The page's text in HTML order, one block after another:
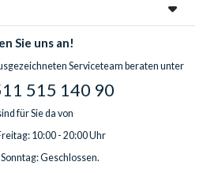
Sie uns an!
Serviceteam beraten unter
515 140 90
für Sie da von
10:00 - 20:00 Uhr
Geschlossen.